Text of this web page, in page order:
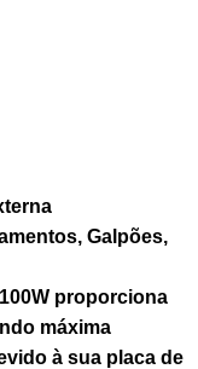
Galpões,
proporciona
máxima
à sua placa de